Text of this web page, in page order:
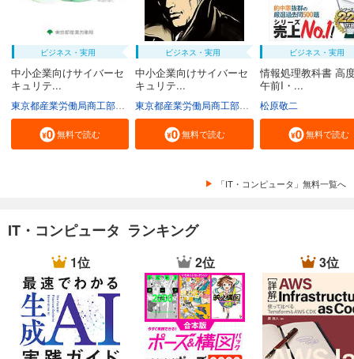
ビジネス・実用
中小企業向けサイバーセ
キュリテ...
無料で読む
ビジネス・実用
中小企業向けサイバーセ
キュリテ...
無料で読む
ビジネス・実用
情報処理教科書 高
午前I・...
松原敬二
無料で読む
「IT・コンピュータ」無料一覧へ
IT・コンピュータ ランキング
1位 2位 3位